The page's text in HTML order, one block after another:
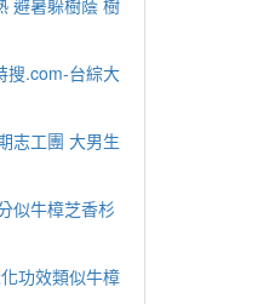
避暑躲樹蔭 樹
搜.com-台綜大
志工團 大男生
似牛樟芝香杉
功效類似牛樟